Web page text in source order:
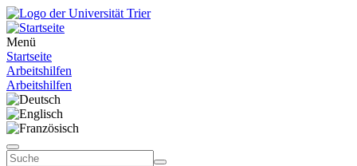
Menü
Startseite
Arbeitshilfen
Arbeitshilfen